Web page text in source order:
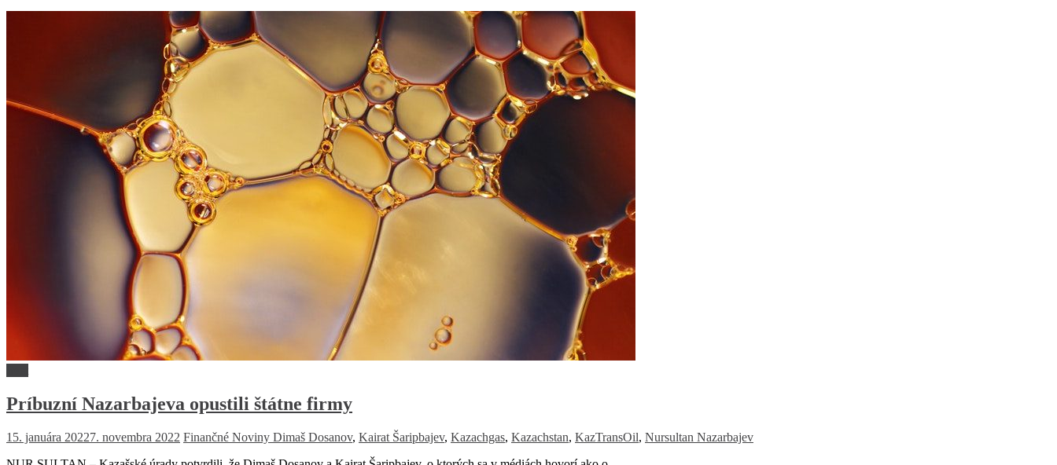
Príbuzní Nazarbajeva opustili štátne firmy
15. januára 20227. novembra 2022 Finančné Noviny Dimaš Dosanov, Kairat Šaripbajev, Kazachgas, Kazachstan, KazTransOil, Nursultan Nazarbajev